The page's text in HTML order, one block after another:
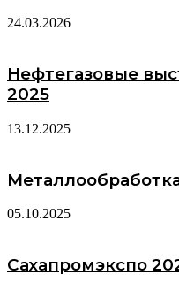
24.03.2026
Нефтегазовые
2025
13.12.2025
05.10.2025
Сахапромэкспо